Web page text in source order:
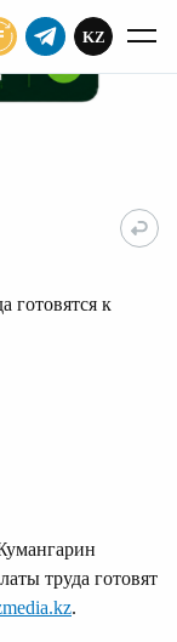
KZ
готовятся к
труда готовят
.